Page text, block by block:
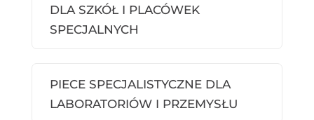
DLA SZKÓŁ I PLACÓWEK
SPECJALNYCH
PIECE SPECJALISTYCZNE DLA
LABORATORIÓW I PRZEMYSŁU